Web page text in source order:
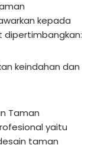
kepada
dipertimbangkan:
keindahan dan
Taman
yaitu
taman